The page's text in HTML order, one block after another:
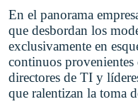
En el panorama
que desbordan los
exclusivamente en
continuos provenientes
directores de TI y
que ralentizan la toma